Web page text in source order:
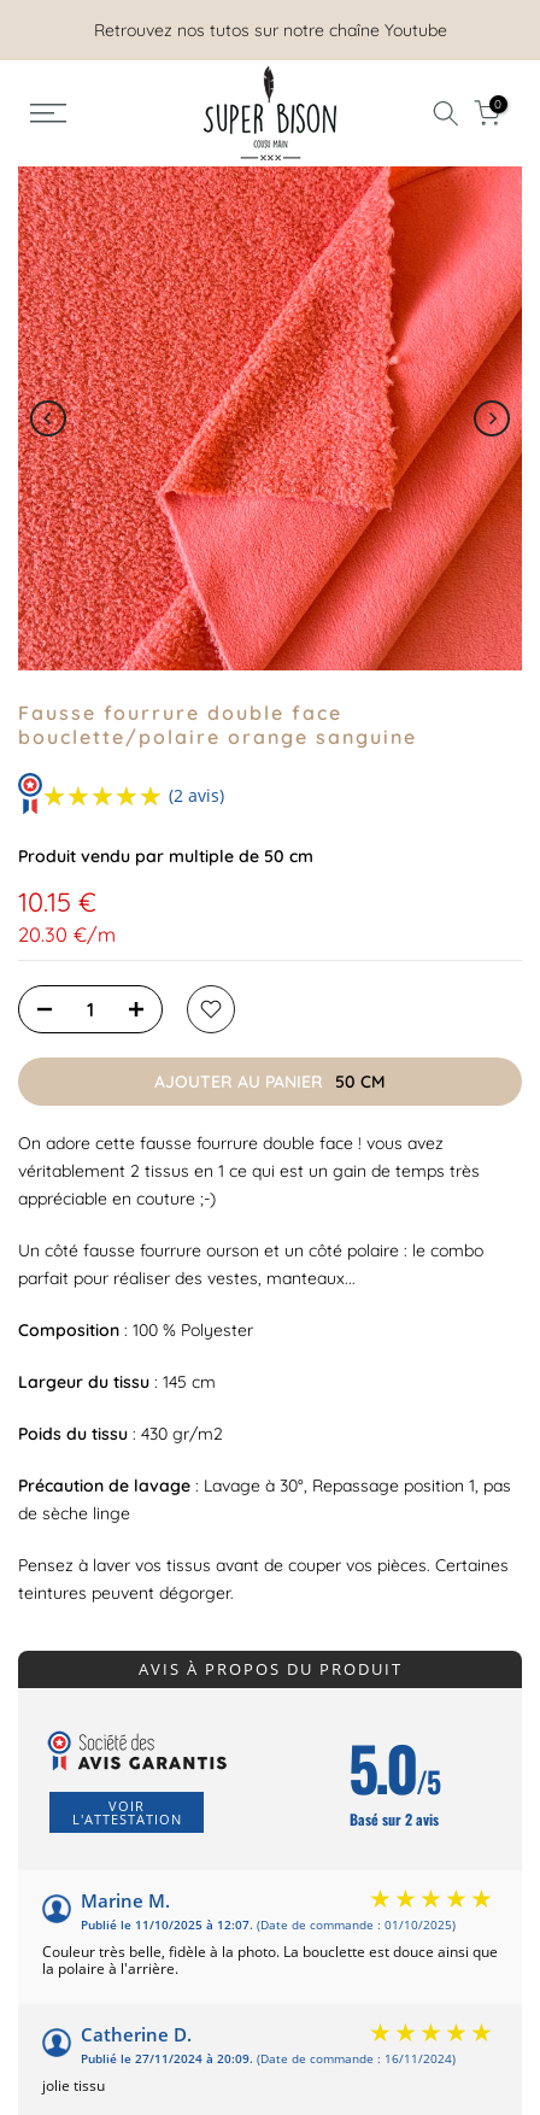
Retrouvez nos tutos sur notre chaîne Youtube
0
Fausse fourrure double face
bouclette/polaire orange sanguine
★★★★★
★★★★★ (2 avis)
Produit vendu par multiple de 50 cm
10.15 €
20.30 €/m
AJOUTER AU PANIER 50 CM
On adore cette fausse fourrure double face ! vous avez
véritablement 2 tissus en 1 ce qui est un gain de temps très
appréciable en couture ;-)
Un côté fausse fourrure ourson et un côté polaire : le combo
parfait pour réaliser des vestes, manteaux...
Composition : 100 % Polyester
Largeur du tissu : 145 cm
Poids du tissu : 430 gr/m2
Précaution de lavage : Lavage à 30°, Repassage position 1, pas
de sèche linge
Pensez à laver vos tissus avant de couper vos pièces. Certaines
teintures peuvent dégorger.
AVIS À PROPOS DU PRODUIT
VOIR
L'ATTESTATION
5.0/5
Basé sur 2 avis
Marine M.
Publié le 11/10/2025 à 12:07. (Date de commande : 01/10/2025)
Couleur très belle, fidèle à la photo. La bouclette est douce ainsi que
la polaire à l'arrière.
Catherine D.
Publié le 27/11/2024 à 20:09. (Date de commande : 16/11/2024)
jolie tissu